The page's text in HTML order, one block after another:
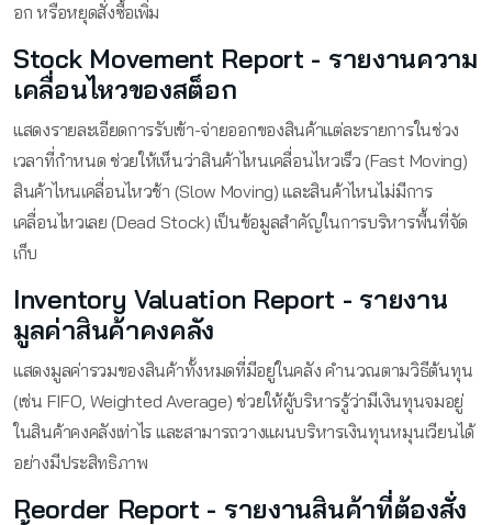
อก หรือหยุดสั่งซื้อเพิ่ม
Stock Movement Report - รายงานความ
เคลื่อนไหวของสต็อก
แสดงรายละเอียดการรับเข้า-จ่ายออกของสินค้าแต่ละรายการในช่วง
เวลาที่กำหนด ช่วยให้เห็นว่าสินค้าไหนเคลื่อนไหวเร็ว (Fast Moving)
สินค้าไหนเคลื่อนไหวช้า (Slow Moving) และสินค้าไหนไม่มีการ
เคลื่อนไหวเลย (Dead Stock) เป็นข้อมูลสำคัญในการบริหารพื้นที่จัด
เก็บ
Inventory Valuation Report - รายงาน
มูลค่าสินค้าคงคลัง
แสดงมูลค่ารวมของสินค้าทั้งหมดที่มีอยู่ในคลัง คำนวณตามวิธีต้นทุน
(เช่น FIFO, Weighted Average) ช่วยให้ผู้บริหารรู้ว่ามีเงินทุนจมอยู่
ในสินค้าคงคลังเท่าไร และสามารถวางแผนบริหารเงินทุนหมุนเวียนได้
อย่างมีประสิทธิภาพ
Reorder Report - รายงานสินค้าที่ต้องสั่ง